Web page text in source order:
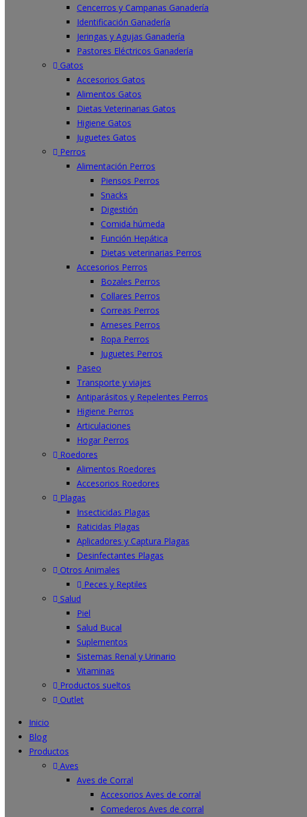
Cencerros y Campanas Ganadería
Identificación Ganadería
Jeringas y Agujas Ganadería
Pastores Eléctricos Ganadería
Gatos
Accesorios Gatos
Alimentos Gatos
Dietas Veterinarias Gatos
Higiene Gatos
Juguetes Gatos
Perros
Alimentación Perros
Piensos Perros
Snacks
Digestión
Comida húmeda
Función Hepática
Dietas veterinarias Perros
Accesorios Perros
Bozales Perros
Collares Perros
Correas Perros
Arneses Perros
Ropa Perros
Juguetes Perros
Paseo
Transporte y viajes
Antiparásitos y Repelentes Perros
Higiene Perros
Articulaciones
Hogar Perros
Roedores
Alimentos Roedores
Accesorios Roedores
Plagas
Insecticidas Plagas
Raticidas Plagas
Aplicadores y Captura Plagas
Desinfectantes Plagas
Otros Animales
Peces y Reptiles
Salud
Piel
Salud Bucal
Suplementos
Sistemas Renal y Urinario
Vitaminas
Productos sueltos
Outlet
Inicio
Blog
Productos
Aves
Aves de Corral
Accesorios Aves de corral
Comederos Aves de corral